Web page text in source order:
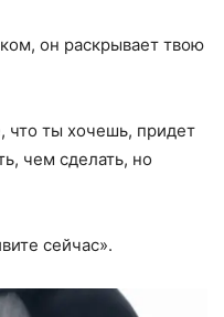
он раскрывает твою
что ты хочешь, придет
чем сделать, но
сейчас».